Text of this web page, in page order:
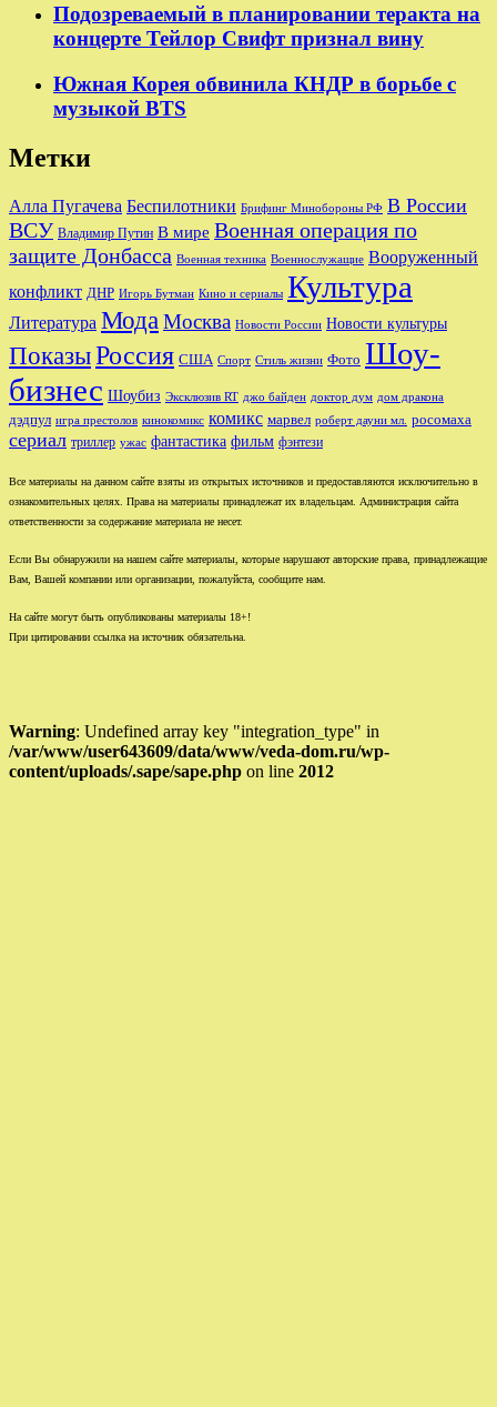
Подозреваемый в планировании теракта на
концерте Тейлор Свифт признал вину
Южная Корея обвинила КНДР в борьбе с
музыкой BTS
Метки
Алла Пугачева Беспилотники Брифинг Минобороны РФ В России
ВСУ Владимир Путин В мире Военная операция по
защите Донбасса Военная техника Военнослужащие Вооруженный
конфликт ДНР Игорь Бутман Кино и сериалы Культура
Литература МодаМосква Новости России Новости культуры
ПоказыРоссия США Спорт Стиль жизни Фото Шоу-
бизнес Шоубиз Эксклюзив RT джо байден доктор дум дом дракона
дэдпул игра престолов кинокомикс комикс марвел роберт дауни мл. росомаха
сериал триллер ужас фантастика фильм фэнтези
Все материалы на данном сайте взяты из открытых источников и предоставляются исключительно в
ознакомительных целях. Права на материалы принадлежат их владельцам. Администрация сайта
ответственности за содержание материала не несет.
Если Вы обнаружили на нашем сайте материалы, которые нарушают авторские права, принадлежащие
Вам, Вашей компании или организации, пожалуйста, сообщите нам.
На сайте могут быть опубликованы материалы 18+!
При цитировании ссылка на источник обязательна.
Warning: Undefined array key "integration_type" in
/var/www/user643609/data/www/veda-dom.ru/wp-
content/uploads/.sape/sape.php on line 2012